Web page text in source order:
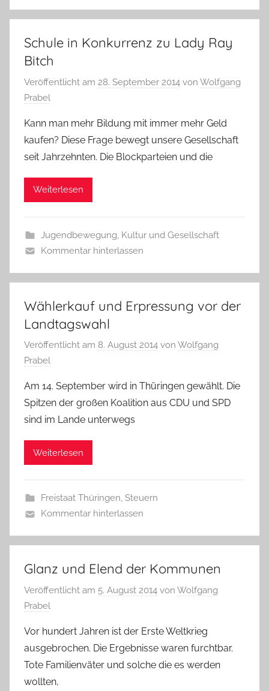
Schule in Konkurrenz zu Lady Ray
Bitch
Veröffentlicht am 28. September 2014 von Wolfgang
Prabel
Kann man mehr Bildung mit immer mehr Geld
kaufen? Diese Frage bewegt unsere Gesellschaft
seit Jahrzehnten. Die Blockparteien und die
Weiterlesen
Jugendbewegung, Kultur und Gesellschaft
Kommentar hinterlassen
Wählerkauf und Erpressung vor der
Landtagswahl
Veröffentlicht am 8. August 2014 von Wolfgang
Prabel
Am 14. September wird in Thüringen gewählt. Die
Spitzen der großen Koalition aus CDU und SPD
sind im Lande unterwegs
Weiterlesen
Freistaat Thüringen, Steuern
Kommentar hinterlassen
Glanz und Elend der Kommunen
Veröffentlicht am 5. August 2014 von Wolfgang
Prabel
Vor hundert Jahren ist der Erste Weltkrieg
ausgebrochen. Die Ergebnisse waren furchtbar.
Tote Familienväter und solche die es werden
wollten,